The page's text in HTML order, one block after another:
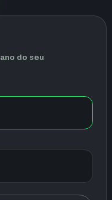
ano do seu